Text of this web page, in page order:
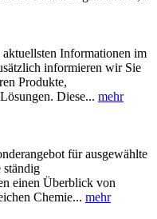
Informationen im
informieren wir Sie
Produkte,
Diese... mehr
für ausgewählte
ständig
einen Überblick von
Chemie... mehr